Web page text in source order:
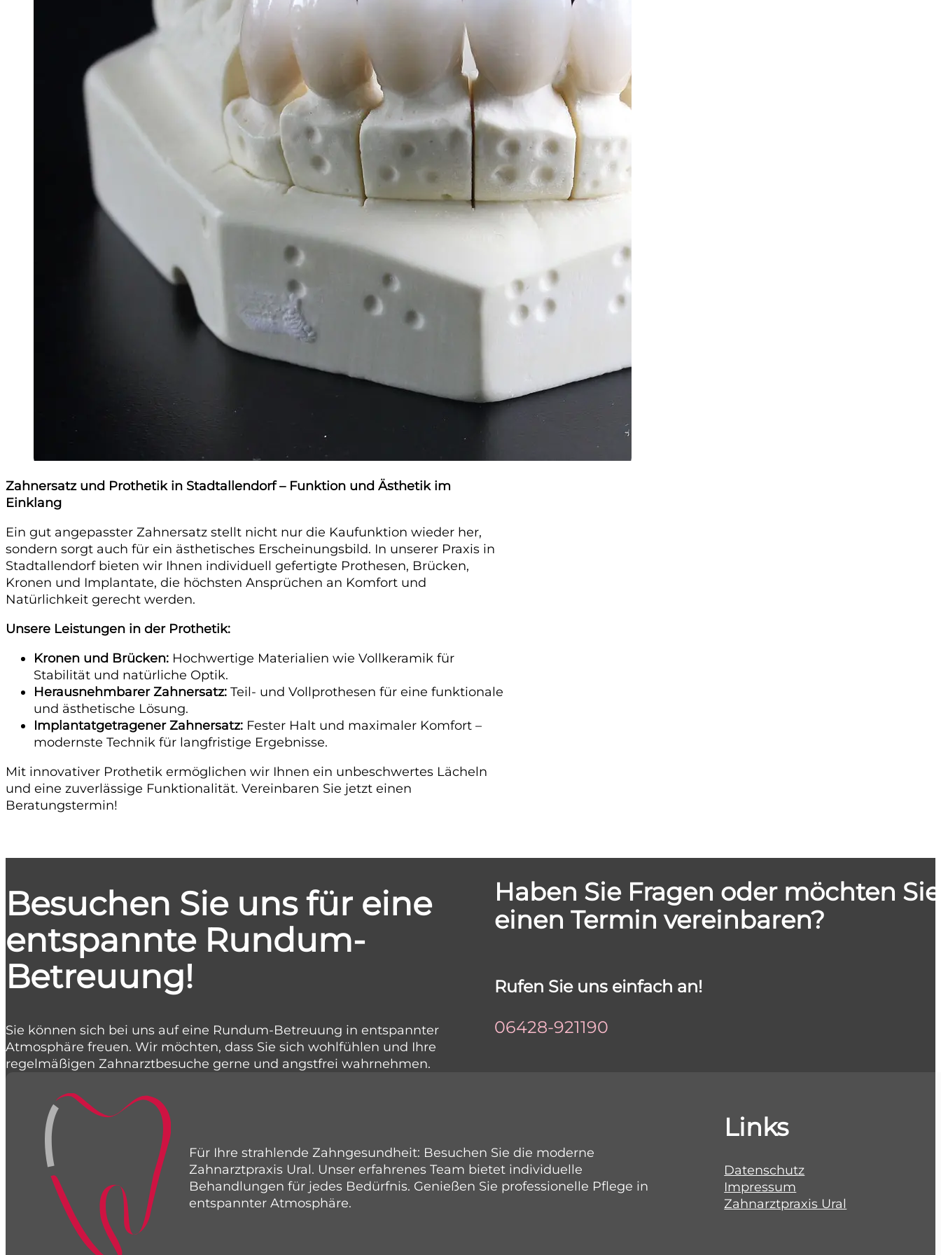
Zahnersatz und Prothetik in Stadtallendorf – Funktion und Ästhetik im
Einklang
Ein gut angepasster Zahnersatz stellt nicht nur die Kaufunktion wieder her,
sondern sorgt auch für ein ästhetisches Erscheinungsbild. In unserer Praxis in
Stadtallendorf bieten wir Ihnen individuell gefertigte Prothesen, Brücken,
Kronen und Implantate, die höchsten Ansprüchen an Komfort und
Natürlichkeit gerecht werden.
Unsere Leistungen in der Prothetik:
Kronen und Brücken: Hochwertige Materialien wie Vollkeramik für
Stabilität und natürliche Optik.
Herausnehmbarer Zahnersatz: Teil- und Vollprothesen für eine funktionale
und ästhetische Lösung.
Implantatgetragener Zahnersatz: Fester Halt und maximaler Komfort –
modernste Technik für langfristige Ergebnisse.
Mit innovativer Prothetik ermöglichen wir Ihnen ein unbeschwertes Lächeln
und eine zuverlässige Funktionalität. Vereinbaren Sie jetzt einen
Beratungstermin!
Besuchen Sie uns für eine
entspannte Rundum-
Betreuung!
Sie können sich bei uns auf eine Rundum-Betreuung in entspannter
Atmosphäre freuen. Wir möchten, dass Sie sich wohlfühlen und Ihre
regelmäßigen Zahnarztbesuche gerne und angstfrei wahrnehmen.
Haben Sie Fragen oder möchten Sie
einen Termin vereinbaren?
Rufen Sie uns einfach an!
06428-921190
Für Ihre strahlende Zahngesundheit: Besuchen Sie die moderne
Zahnarztpraxis Ural. Unser erfahrenes Team bietet individuelle
Behandlungen für jedes Bedürfnis. Genießen Sie professionelle Pflege in
entspannter Atmosphäre.
Links
Datenschutz
Impressum
Zahnarztpraxis Ural